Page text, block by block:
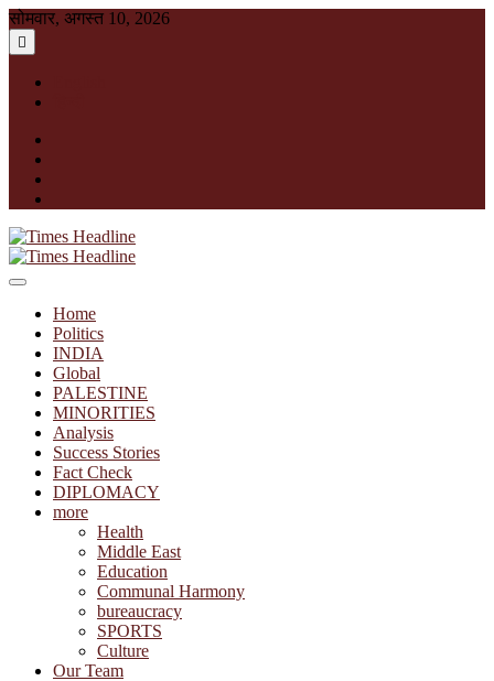
Skip
to
content
सोमवार, अगस्त 10, 2026
Times Headline
Home
Politics
INDIA
Global
PALESTINE
MINORITIES
Analysis
Success Stories
Fact Check
DIPLOMACY
more
Health
Middle East
Education
Communal Harmony
bureaucracy
SPORTS
Culture
Our Team